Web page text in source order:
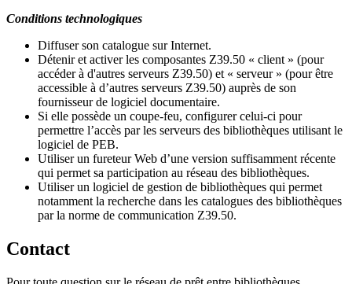
Conditions technologiques
Diffuser son catalogue sur Internet.
Détenir et activer les composantes Z39.50 « client » (pour
accéder à d'autres serveurs Z39.50) et « serveur » (pour être
accessible à d’autres serveurs Z39.50) auprès de son
fournisseur de logiciel documentaire.
Si elle possède un coupe-feu, configurer celui-ci pour
permettre l’accès par les serveurs des bibliothèques utilisant le
logiciel de PEB.
Utiliser un fureteur Web d’une version suffisamment récente
qui permet sa participation au réseau des bibliothèques.
Utiliser un logiciel de gestion de bibliothèques qui permet
notamment la recherche dans les catalogues des bibliothèques
par la norme de communication Z39.50.
Contact